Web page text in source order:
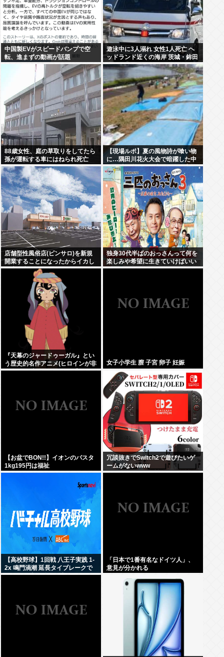
中国製EVがスピードバンプで空
転、進まずの動画が話題
遊泳中に3人溺れ 女性1人死亡 ヘ
ッドランド近くの海岸 茨城・鉾田
88歳女性、庭の草取りをしてたら
孫が運転する車にはねられ死亡
【現場ルポ】夏の風物詩が喰い物
に…隅田川花火大会で暗躍した中
国人「場所取り転売ヤー」の高笑
い
店舗型性風俗店(ピンサロ)を新規
開業することになったからイカし
た店名考えてくれ
独身30代半ばのおっさんって何を
楽しみや希望に生きていけばいい
んだ？
『天幕のジャードゥーガル』とい
う歴史的名作アニメ(ヒロインが非
処女)が日本人にイマイチ受けなか
女子小学生 膣 子宮 卵子 妊娠
【お盆でBON!!】イオンのパスタ
1kg195円は福祉
冗談抜きでSwitch2で遊びたいゲ
ームがないwww
【高校野球】1回戦 八王子実践 1-
2x 鳴門渦潮 延長タイブレークで
サヨナラ勝ち 鳴門渦潮として甲子
「日本で1番有名なドイツ人」、
意見が分かれる